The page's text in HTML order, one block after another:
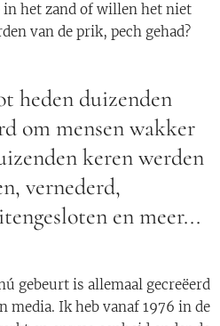
in het zand of willen het niet
van de prik, pech gehad?
heden duizenden
om mensen wakker
keren werden
vernederd,
en meer...
gebeurt is allemaal gecreëerd
media. Ik heb vanaf 1976 in de